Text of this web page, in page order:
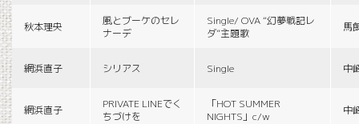
秋本理央
風とブーケのセレ
ナーデ
Single/ OVA “幻夢戦記レ
ダ”主題歌
馬
網浜直子 シリアス Single 中
網浜直子
PRIVATE LINEでく
ちづけを
「HOT SUMMER
NIGHTS」c/w
中